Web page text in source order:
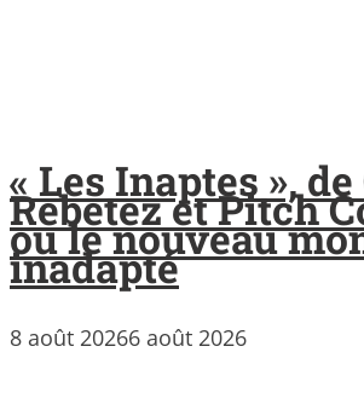
« Les Inaptes »,
Rebetez et Pitch
ou le nouveau
inadapté
8 août 20266 août 2026